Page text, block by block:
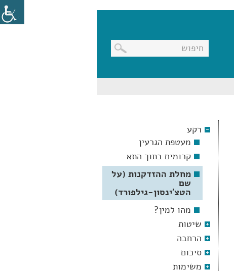
רקע
מעטפת הגרעין
קרומים בתוך התא
מחלת ההזדקנות (על
שם
הטצ'ינסון-גילפורד)
מהו למין?
שיטות
הרחבה
סיכום
משימות